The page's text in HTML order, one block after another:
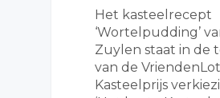
Het kasteelrecept
‘Wortelpudding’
Zuylen staat in de
van de
Kasteelprijs